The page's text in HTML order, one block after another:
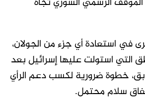
في استعادة أي جزء من الجولان،
التي استولت عليها إسرائيل بعد
خطوة ضرورية لكسب دعم الرأي
سلام محتمل.